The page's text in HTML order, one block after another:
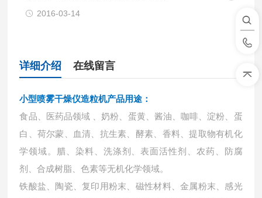
2016-03-14
详细介绍 在线留言
小型喷雾干燥仪造粒机产品用途：
食品、医药品领域 、奶粉、蛋黄、酱油、咖啡、淀粉、蛋
白、荷尔蒙、血清、抗生素、酵素、香料、提取物有机化
学领域。腊、染料、洗涤剂、表面活性剂、农药、防腐
剂、合成树脂、色素等无机化学领域。
铁酸盐、陶瓷、复印用粉末、磁性材料、金属粉末、感光